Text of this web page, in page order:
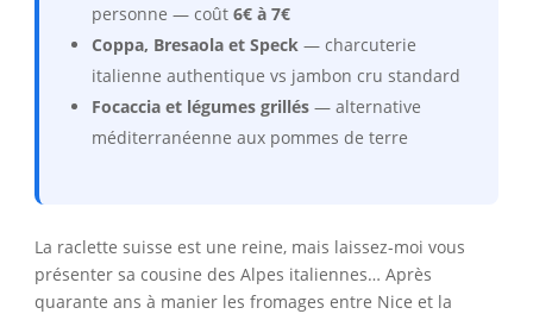
personne — coût 6€ à 7€
Coppa, Bresaola et Speck — charcuterie
italienne authentique vs jambon cru standard
Focaccia et légumes grillés— alternative
méditerranéenne aux pommes de terre
La raclette suisse est une reine, mais laissez-moi vous
présenter sa cousine des Alpes italiennes… Après
quarante ans à manier les fromages entre Nice et la